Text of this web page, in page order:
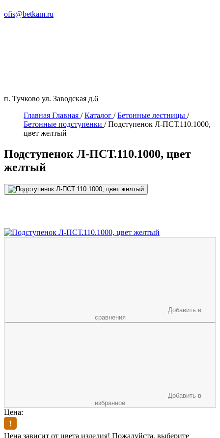
ofis@betkam.ru
п. Тучково ул. Заводская д.6
Главная Главная / Каталог / Бетонные лестницы /
Бетонные подступенки / Подступенок Л-ПСТ.110.1000,
цвет желтый
Подступенок Л-ПСТ.110.1000, цвет
желтый
Добавить в
сравнения
Добавить в
избранное
Цена:
Цена зависит от цвета изделия! Пожалуйста, выберите